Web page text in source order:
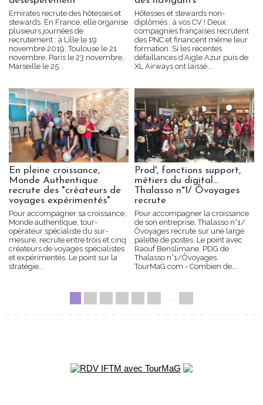
Emirates recrute des hôtesses et
stewards. En France, elle organise
plusieurs journées de
recrutement : à Lille le 19
novembre 2019, Toulouse le 21
novembre, Paris le 23 novembre,
Marseille le 25...
Hôtesses et stewards non-
diplômés : à vos CV ! Deux
compagnies françaises recrutent
des PNC et financent même leur
formation. Si les récentes
défaillances d’Aigle Azur puis de
XL Airways ont laissé...
En pleine croissance,
Monde Authentique
recrute des "créateurs de
voyages expérimentés"
Pour accompagner sa croissance,
Monde authentique, tour-
opérateur spécialiste du sur-
mesure, recrute entre trois et cinq
créateurs de voyages spécialistes
et expérimentés. Le point sur la
stratégie...
Prod', fonctions support,
métiers du digital…
Thalasso n°1/ Ôvoyages
recrute
Pour accompagner la croissance
de son entreprise, Thalasso n°1/
Ôvoyages recrute sur une large
palette de postes. Le point avec
Raouf Benslimane, PDG de
Thalasso n°1/Ôvoyages.
TourMaG.com - Combien de...
...